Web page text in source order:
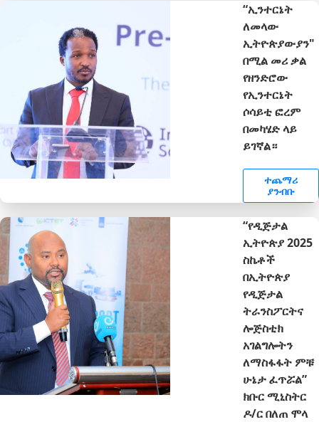
“ኢንተርኔት
ለመላው
ኢትዮጵያውያን"
በሚል መሪ ቃል
የዘንድሮው
የኢንተርኔት
ሶሳይቲ ፎረም
በመካሄድ ላይ
ይገኛል።
ተጨማሪ
ያንብቡ
“የዲጅታል
ኢትዮጵያ 2025
ስኬቶች
በኢትዮጵያ
የዲጅታል
ትራንስፖርትና
ሎጅስቲክ
አገልግሎትን
ለማስፋፋት ምቹ
ሁኔታ ፈጥሯል”
ክቡር ሚኒስትር
ዶ/ር በለጠ ሞላ